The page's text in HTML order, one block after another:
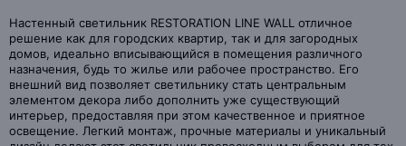
Настенный светильник RESTORATION LINE WALL отличное
решение как для городских квартир, так и для загородных
домов, идеально вписывающийся в помещения различного
назначения, будь то жилье или рабочее пространство. Его
внешний вид позволяет светильнику стать центральным
элементом декора либо дополнить уже существующий
интерьер, предоставляя при этом качественное и приятное
освещение. Легкий монтаж, прочные материалы и уникальный